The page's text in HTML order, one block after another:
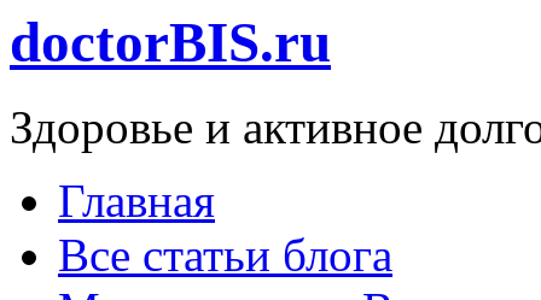
doctorBIS.ru
Здоровье и активное
Главная
Все статьи блога